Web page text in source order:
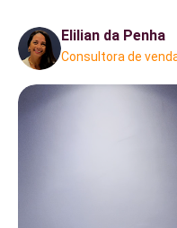
Elilian da Penha
Consultora de